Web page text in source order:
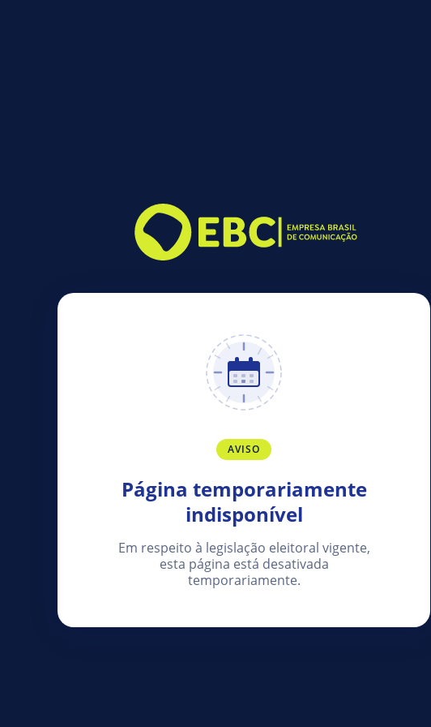
AVISO
Página temporariamente
indisponível
Em respeito à legislação eleitoral vigente,
esta página está desativada
temporariamente.